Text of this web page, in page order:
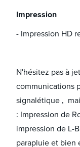
Impression
- Impression HD
N'hésitez pas à
communications
signalétique ,
: Impression de
impression de L-
parapluie et bien